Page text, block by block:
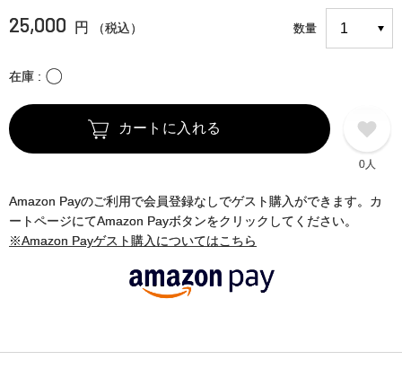
25,000 円 （税込） 数量
在庫 〇
カートに入れる
0人
Amazon Payのご利用で会員登録なしでゲスト購入ができます。カ
ートページにてAmazon Payボタンをクリックしてください。
※Amazon Payゲスト購入についてはこちら